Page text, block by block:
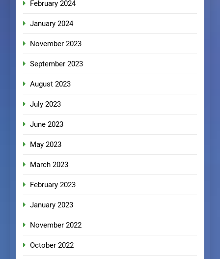
February 2024
January 2024
November 2023
September 2023
August 2023
July 2023
June 2023
May 2023
March 2023
February 2023
January 2023
November 2022
October 2022